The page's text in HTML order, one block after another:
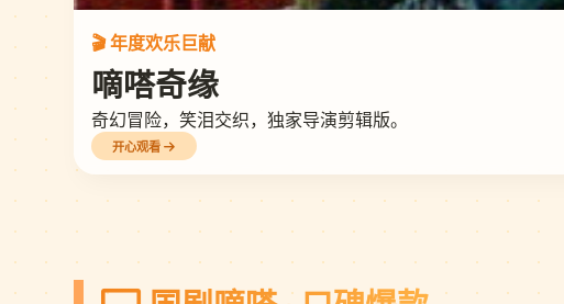
🎬 年度欢乐巨献
嘀嗒奇缘
奇幻冒险，笑泪交织，独家导演剪辑版。
开心观看